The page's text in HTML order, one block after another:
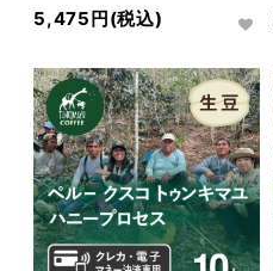
5,475円(税込)